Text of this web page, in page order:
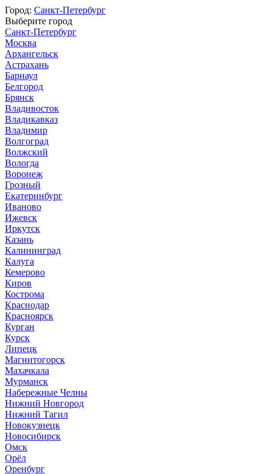
Город: Санкт-Петербург
Выберите город
Санкт-Петербург
Москва
Архангельск
Астрахань
Барнаул
Белгород
Брянск
Владивосток
Владикавказ
Владимир
Волгоград
Волжский
Вологда
Воронеж
Грозный
Екатеринбург
Иваново
Ижевск
Иркутск
Казань
Калининград
Калуга
Кемерово
Киров
Кострома
Краснодар
Красноярск
Курган
Курск
Липецк
Магнитогорск
Махачкала
Мурманск
Набережные Челны
Нижний Новгород
Нижний Тагил
Новокузнецк
Новосибирск
Омск
Орёл
Оренбург